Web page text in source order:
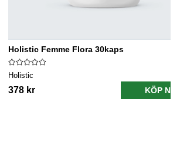
Holistic Femme Flora 30kaps
Holistic
378 kr KÖP NU